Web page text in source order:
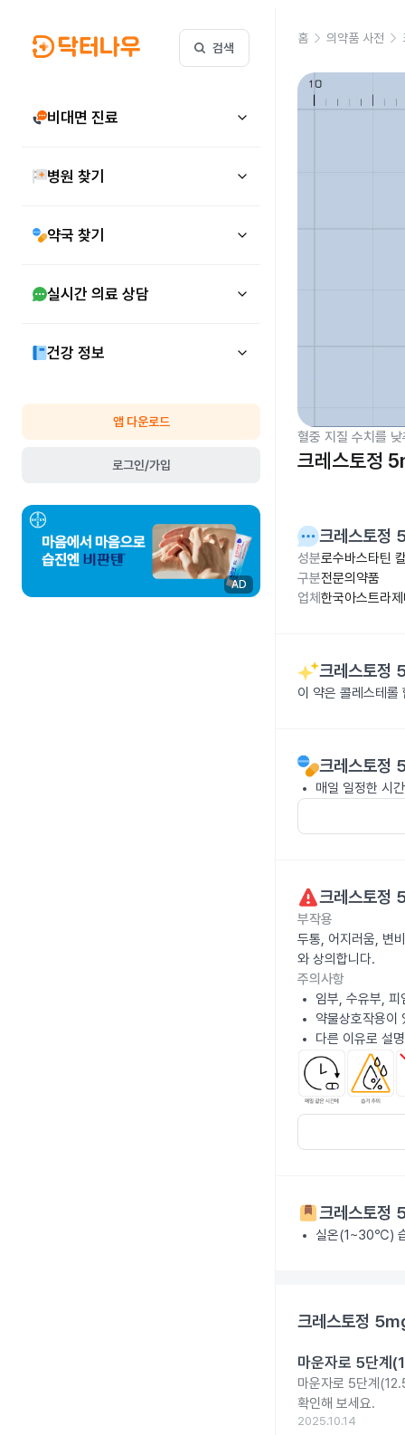
검색
비대면 진료
병원 찾기
약국 찾기
실시간 의료 상담
건강 정보
앱 다운로드
로그인/가입
AD
홈 의약품 사전
혈중 지질 수치를
크레스토정
크레스토정
성분로수바스타틴
구분전문의약품
업체 한국아스트라
크레스토정
이 약은 콜레스테롤
크레스토정
매일 일정한 시
크레스토정
부작용
두통, 어지러움, 변
와 상의합니다.
주의사항
임부, 수유부,
약물상호작용이
다른 이유로 설
크레스토정
실온(1~30℃)
크레스토정
마운자로 5단계
마운자로 5단계
확인해 보세요.
2025.10.14